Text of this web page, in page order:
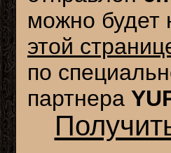
можно будет
этой
по
партнера